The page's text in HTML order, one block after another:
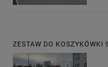
ZESTAW DO KOSZYKÓWKI